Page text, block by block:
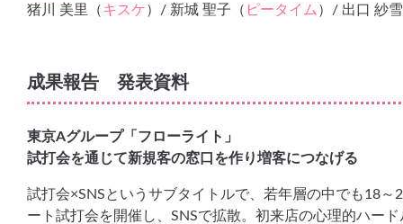
猪川 美里（キスケ）/ 新城 聖子（ ピータイム ）/ 出口 紗
成果報告 発表資料
東京Aグループ「フローライト」
試打会を通じて新規客の窓口を作り増客につなげる
試打会×SNSというサブタイトルで、若年層の中でも18
ート試打会を開催し、SNSで拡散。初来店の心理的ハー